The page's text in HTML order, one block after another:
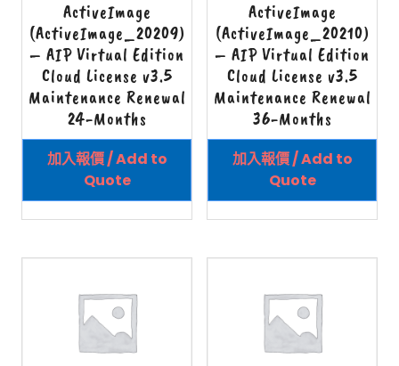
ActiveImage
(ActiveImage_20209)
– AIP Virtual Edition
Cloud License v3.5
Maintenance Renewal
24-Months
加入報價 / Add to
Quote
ActiveImage
(ActiveImage_20210)
– AIP Virtual Edition
Cloud License v3.5
Maintenance Renewal
36-Months
加入報價 / Add to
Quote